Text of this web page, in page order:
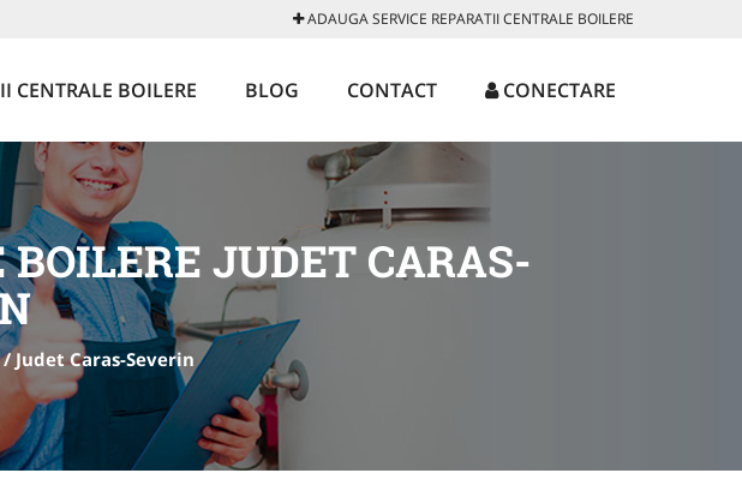
ADAUGA SERVICE REPARATII CENTRALE BOILERE
CENTRALE BOILERE BLOG CONTACT CONECTARE
JUDET CARAS-
Judet Caras-Severin